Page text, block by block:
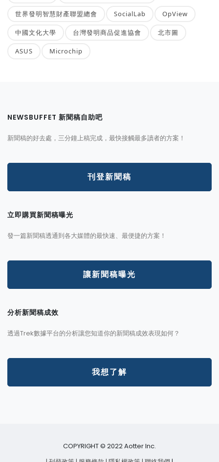
世界發明智慧財產聯盟總會 SocialLab OpView
中國文化大學 台灣發明商品促進協會 北市圖
ASUS Microchip
NEWSBUFFET 新聞稿自助吧
新聞稿的好去處，三分鐘上稿完成，最快接觸最多讀者的方案！
刊登新聞稿
立即購買新聞稿曝光
發一篇新聞稿透通到各大媒體的最快速、最便捷的方案！
讓新聞稿曝光
分析新聞稿成效
透過Trek數據平台的分析讓您知道你的新聞稿成效表現如何？
我想了解
COPYRIGHT © 2022 Aotter Inc.